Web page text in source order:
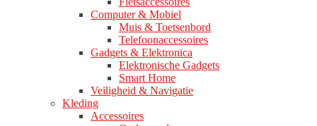
Computer & Mobiel
Muis & Toetsenbord
Telefoonaccessoires
Gadgets & Elektronica
Elektronische Gadgets
Smart Home
Veiligheid & Navigatie
Kleding
Accessoires